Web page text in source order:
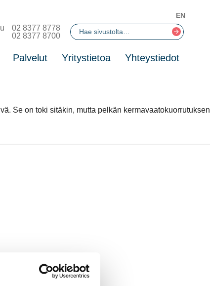
02 8377 8778
02 8377 8700
Palvelut Yritystietoa Yhteystiedot
EN
Se on toki sitäkin, mutta pelkän kermavaatokuorrutuksen